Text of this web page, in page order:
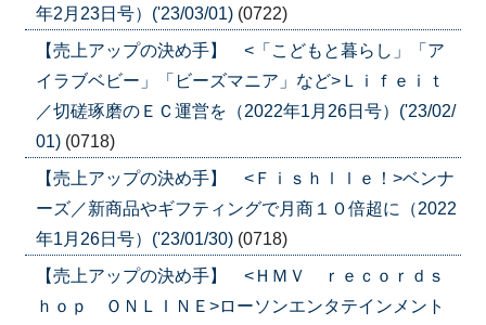
年2月23日号）('23/03/01) (0722)
【売上アップの決め手】 <「こどもと暮らし」「ア
イラブベビー」「ビーズマニア」など>Ｌｉｆｅｉｔ
／切磋琢磨のＥＣ運営を（2022年1月26日号）('23/02/
01) (0718)
【売上アップの決め手】 <Ｆｉｓｈｌｌｅ！>ベンナ
ーズ／新商品やギフティングで月商１０倍超に（2022
年1月26日号）('23/01/30) (0718)
【売上アップの決め手】 <ＨＭＶ ｒｅｃｏｒｄｓ
ｈｏｐ ＯＮＬＩＮＥ>ローソンエンタテインメント